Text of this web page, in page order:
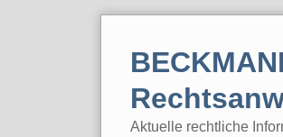
Aktuelle rechtliche